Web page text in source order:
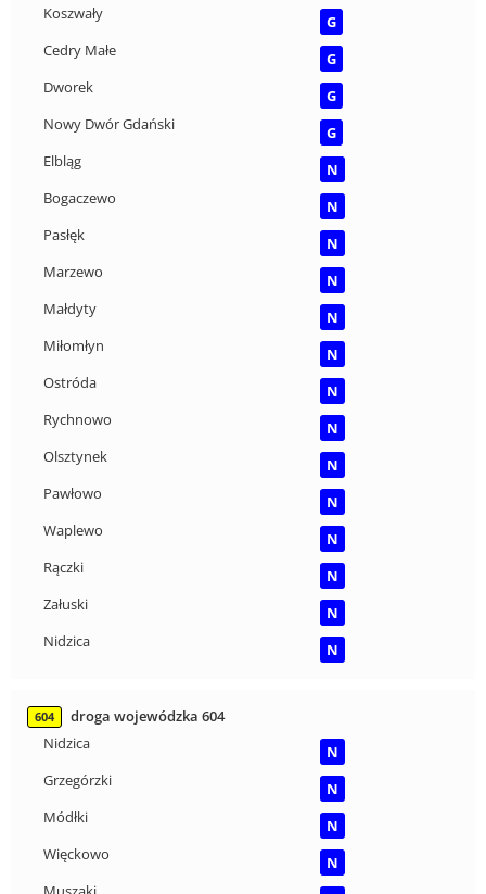
Koszwały
G
Cedry Małe
G
Dworek
G
Nowy Dwór Gdański
G
Elbląg
N
Bogaczewo
N
Pasłęk
N
Marzewo
N
Małdyty
N
Miłomłyn
N
Ostróda
N
Rychnowo
N
Olsztynek
N
Pawłowo
N
Waplewo
N
Rączki
N
Załuski
N
Nidzica
N
604
droga wojewódzka 604
Nidzica
N
Grzegórzki
N
Módłki
N
Więckowo
N